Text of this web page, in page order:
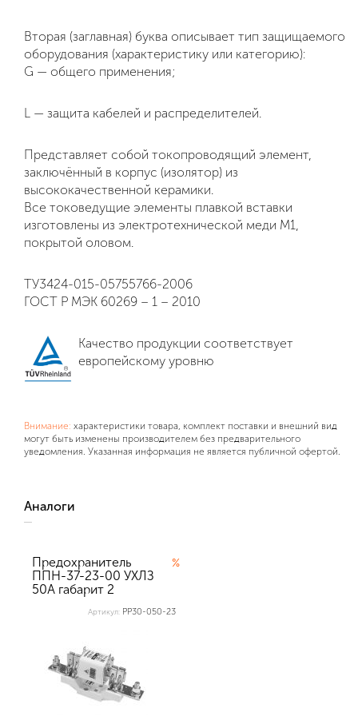
Вторая (заглавная) буква описывает тип защищаемого
оборудования (характеристику или категорию):
G — общего применения;
L — защита кабелей и распределителей.
Представляет собой токопроводящий элемент,
заключённый в корпус (изолятор) из
высококачественной керамики.
Все токоведущие элементы плавкой вставки
изготовлены из электротехнической меди М1,
покрытой оловом.
ТУ3424-015-05755766-2006
ГОСТ Р МЭК 60269 – 1 – 2010
Качество продукции соответствует
европейскому уровню
Внимание: характеристики товара, комплект поставки и внешний вид
могут быть изменены производителем без предварительного
уведомления. Указанная информация не является публичной офертой.
Аналоги
Предохранитель
ППН-37-23-00 УХЛЗ
50А габарит 2
%
Артикул: PP30-050-23